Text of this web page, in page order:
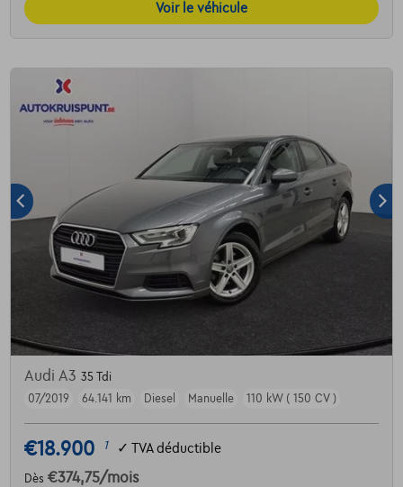
Voir le véhicule
Audi A3 35 Tdi
07/2019
64.141 km Diesel Manuelle 110 kW ( 150 CV )
€18.900 1 ✓ TVA déductible
Dès €374,75/mois